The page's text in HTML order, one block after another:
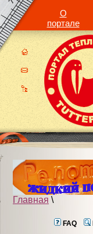
О
портале
Главная \
FAQ